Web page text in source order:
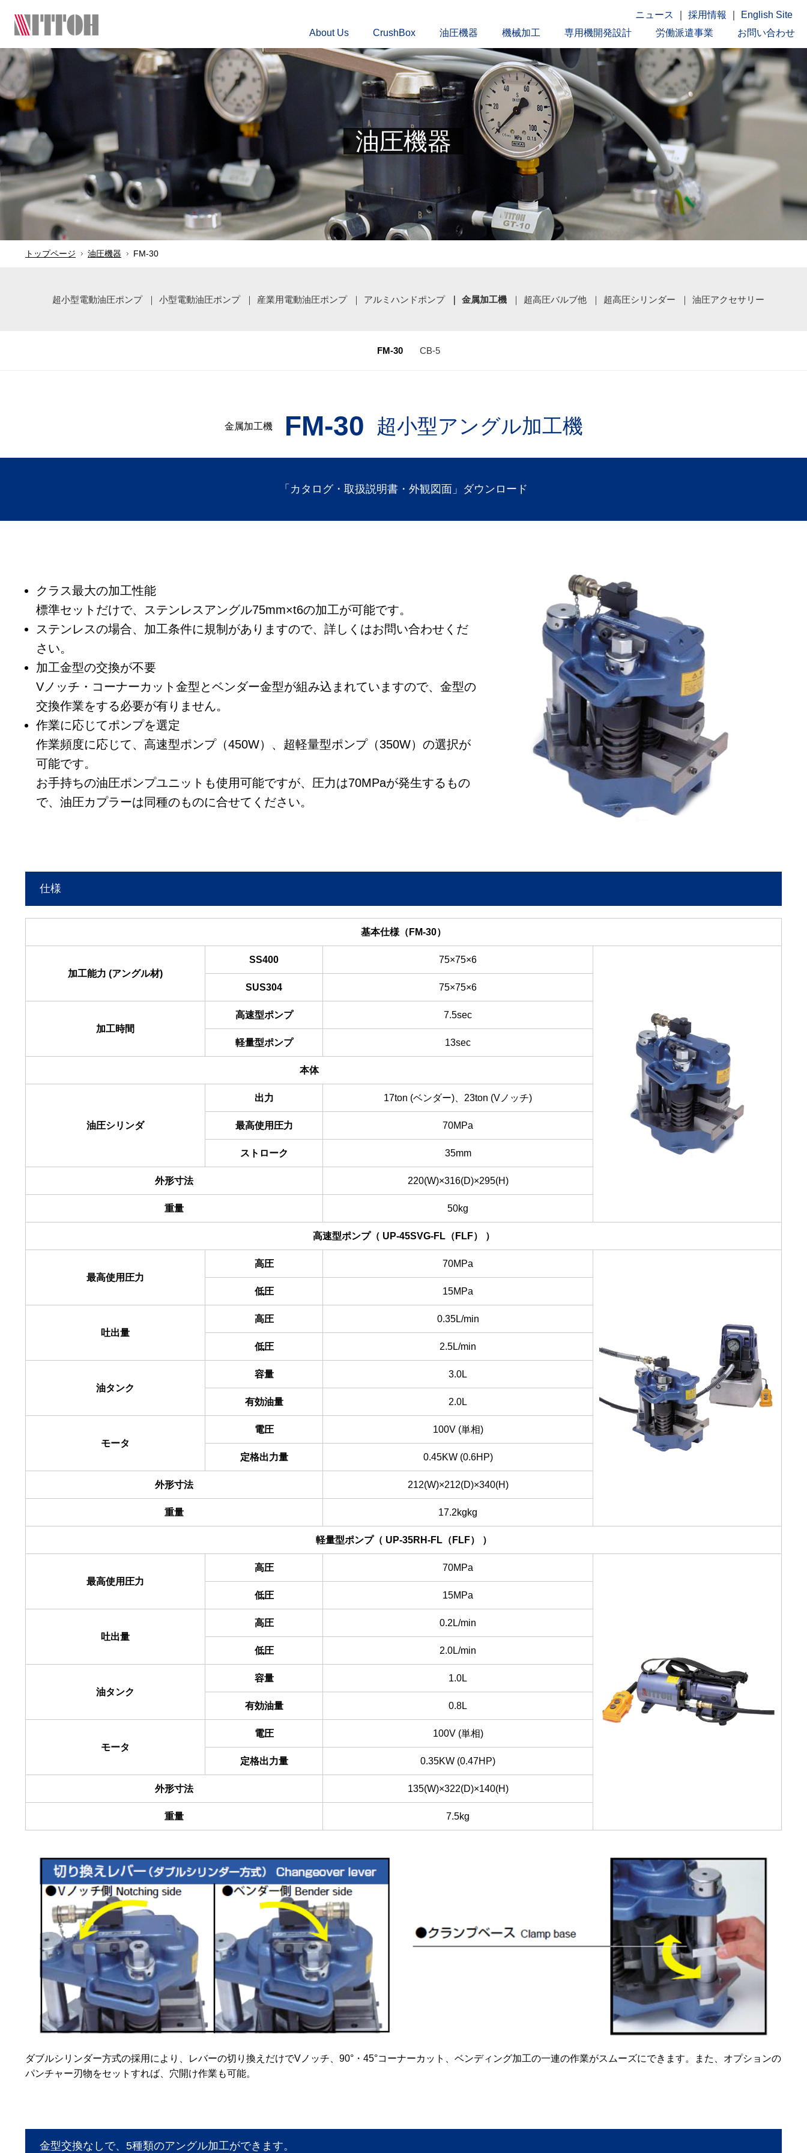
English Site
採用情報
ニュース
お問い合わせ
労働派遣事業
専用機開発設計
機械加工
油圧機器
CrushBox
About Us
トップページ
油圧機器
トップページ 油圧機器 FM-30
超小型電動油圧ポンプ 小型電動油圧ポンプ 産業用電動油圧ポンプ アルミハンドポンプ 金属加工機 超高圧バルブ他 超高圧シリンダー 油圧アクセサリー
FM-30 CB-5
金属加工機 FM-30 超小型アングル加工機
「カタログ・取扱説明書・外観図面」ダウンロード
クラス最大の加工性能
標準セットだけで、ステンレスアングル75mm×t6の加工が可能です。
ステンレスの場合、加工条件に規制がありますので、詳しくはお問い合わせくだ
さい。
加工金型の交換が不要
Vノッチ・コーナーカット金型とベンダー金型が組み込まれていますので、金型の
交換作業をする必要が有りません。
作業に応じてポンプを選定
作業頻度に応じて、高速型ポンプ（450W）、超軽量型ポンプ（350W）の選択が
可能です。
お手持ちの油圧ポンプユニットも使用可能ですが、圧力は70MPaが発生するもの
で、油圧カプラーは同種のものに合せてください。
仕様
基本仕様（FM-30）
加工能力 (アングル材)
SS400 75×75×6
SUS304 75×75×6
加工時間
高速型ポンプ 7.5sec
軽量型ポンプ 13sec
本体
油圧シリンダ
出力 17ton (ベンダー)、23ton (Vノッチ)
最高使用圧力 70MPa
ストローク 35mm
外形寸法 220(W)×316(D)×295(H)
重量 50kg
高速型ポンプ（ UP-45SVG-FL（FLF） ）
最高使用圧力
高圧 70MPa
低圧 15MPa
吐出量
高圧 0.35L/min
低圧 2.5L/min
油タンク
容量 3.0L
有効油量 2.0L
モータ
電圧 100V (単相)
定格出力量 0.45KW (0.6HP)
外形寸法 212(W)×212(D)×340(H)
重量 17.2kgkg
軽量型ポンプ（ UP-35RH-FL（FLF） ）
最高使用圧力
高圧 70MPa
低圧 15MPa
吐出量
高圧 0.2L/min
低圧 2.0L/min
油タンク
容量 1.0L
有効油量 0.8L
モータ
電圧 100V (単相)
定格出力量 0.35KW (0.47HP)
外形寸法 135(W)×322(D)×140(H)
重量 7.5kg
ダブルシリンダー方式の採用により、レバーの切り換えだけでVノッチ、90°・45°コーナーカット、ベンディング加工の一連の作業がスムーズにできます。また、オプションの
パンチャー刃物をセットすれば、穴開け作業も可能。
金型交換なしで、5種類のアングル加工ができます。